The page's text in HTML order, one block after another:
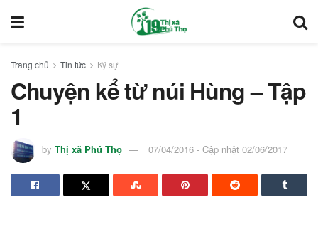
Trang chủ Tin tức Ký sự
Chuyện kể từ núi Hùng – Tập
1
by Thị xã Phú Thọ 07/04/2016 - Cập nhật 02/06/2017